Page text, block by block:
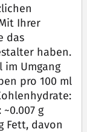
Ihrer
das
haben.
Umgang
pro 100 ml
~0.007 g
Fett, davon